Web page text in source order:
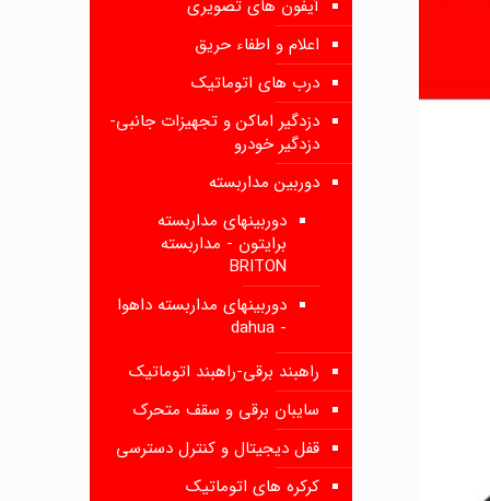
آیفون های تصویری
اعلام و اطفاء حریق
درب های اتوماتیک
دزدگیر اماکن و تجهیزات جانبی-
دزدگیر خودرو
دوربین مداربسته
دوربینهای مداربسته
برایتون - مداربسته
BRITON
دوربینهای مداربسته داهوا
- dahua
راهبند برقی-راهبند اتوماتیک
سایبان برقی و سقف متحرک
قفل دیجیتال و کنترل دسترسی
کرکره های اتوماتیک